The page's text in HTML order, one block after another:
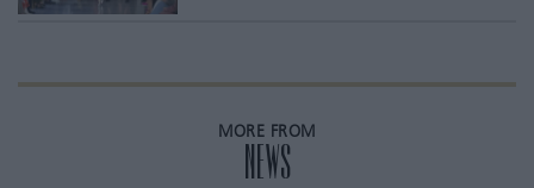
MORE FROM
NEWS